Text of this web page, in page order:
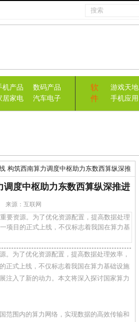
机产品
数码产品
居家电
汽车电子
软
件
游戏天地
手机应用
构筑西南算力调度中枢助力东数西算纵深推
度中枢助力东数西算纵深推进
来源：互联网
资源。为了优化资源配置，提高数据处理
项目的正式上线，不仅标志着我国在算力基
。为了优化资源配置，提高数据处理效率，
正式上线，不仅标志着我国在算力基础设施
注入了新的动力。本文将深入探讨国家算力
范围内的算力网络，实现数据的高效传输和